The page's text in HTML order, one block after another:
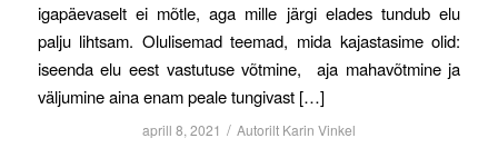
igapäevaselt ei mõtle, aga mille järgi elades tundub elu
palju lihtsam. Olulisemad teemad, mida kajastasime olid:
iseenda elu eest vastutuse võtmine, aja mahavõtmine ja
väljumine aina enam peale tungivast […]
aprill 8, 2021 / Autorilt Karin Vinkel